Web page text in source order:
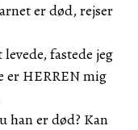
er død, rejser
fastede jeg
er HERREN mig
han er død? Kan